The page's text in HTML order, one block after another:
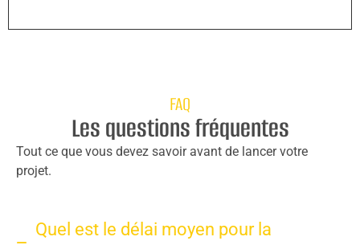
FAQ
Les questions fréquentes
Tout ce que vous devez savoir avant de lancer votre
projet.
Quel est le délai moyen pour la